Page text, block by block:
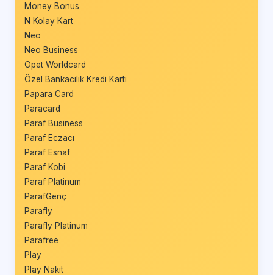
Money Bonus
N Kolay Kart
Neo
Neo Business
Opet Worldcard
Özel Bankacılık Kredi Kartı
Papara Card
Paracard
Paraf Business
Paraf Eczacı
Paraf Esnaf
Paraf Kobi
Paraf Platinum
ParafGenç
Parafly
Parafly Platinum
Parafree
Play
Play Nakit